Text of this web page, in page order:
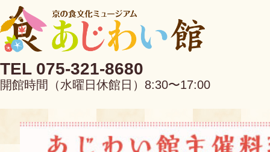
TEL 075-321-8680
開館時間（水曜日休館日）8:30〜17:00